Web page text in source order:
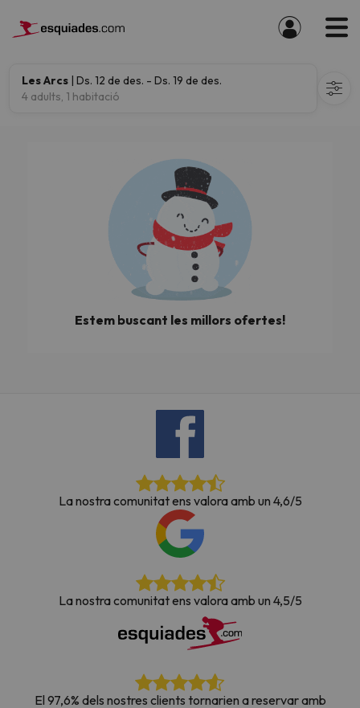
Les Arcs | Ds. 12 de des. - Ds. 19 de des.
4 adults, 1 habitació
Estem buscant les millors ofertes!
La nostra comunitat ens valora amb un 4,6/5
La nostra comunitat ens valora amb un 4,5/5
El 97,6% dels nostres clients tornarien a reservar amb